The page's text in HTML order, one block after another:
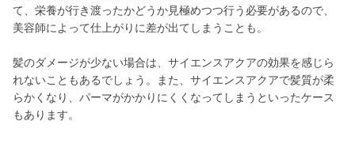
て、栄養が行き渡ったかどうか見極めつつ行う必要があるので、
美容師によって仕上がりに差が出てしまうことも。
髪のダメージが少ない場合は、サイエンスアクアの効果を感じら
れないこともあるでしょう。また、サイエンスアクアで髪質が柔
らかくなり、パーマがかかりにくくなってしまうといったケース
もあります。